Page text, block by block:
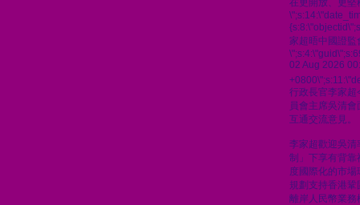
在更開放、更堅
家超晤中國證監
02 Aug 2026
行政長官李家超
員會主席吳清
互通交流意見。
李家超歡迎吳清
制」下享有背靠
度國際化的市
規劃支持香港
離岸人民幣業務